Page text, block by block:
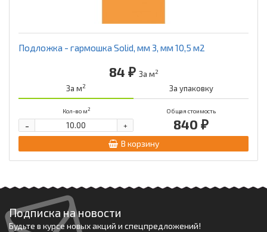
Подложка - гармошка Solid, мм 3, мм 10,5 м2
84 ₽ За м2
За м2 За упаковку
Кол-во м2 Общая стоимость
840 ₽
+
-
В корзину
Подписка на новости
Будьте в курсе новых акций и спецпредложений!